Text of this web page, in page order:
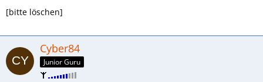
[bitte löschen]
Cyber84
Junior Guru